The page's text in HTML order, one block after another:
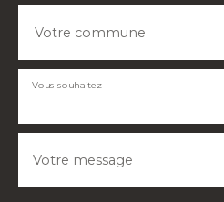
Votre commune
-
Vous souhaitez
Votre message